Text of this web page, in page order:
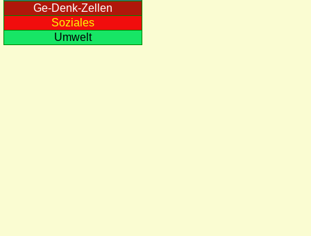
Ge-Denk-Zellen
Soziales
Umwelt